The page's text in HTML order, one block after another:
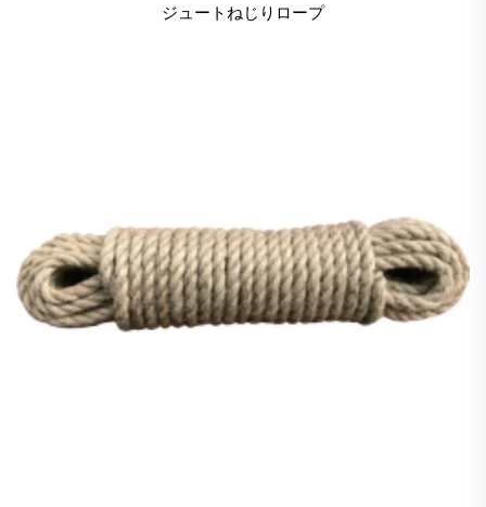
ジュートねじりロープ